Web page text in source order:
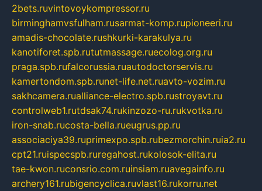
2bets.ruvintovoykompressor.ru
birminghamvsfulham.rusarmat-komp.rupioneeri.ru
amadis-chocolate.rushkurki-karakulya.ru
kanotiforet.spb.rututmassage.ruecolog.org.ru
praga.spb.rufalcorussia.ruautodoctorservis.ru
kamertondom.spb.runet-life.net.ruavto-vozim.ru
sakhcamera.rualliance-electro.spb.rustroyavt.ru
controlweb1.rutdsak74.rukinzozo-ru.rukvotka.ru
iron-snab.rucosta-bella.rueugrus.pp.ru
associaciya39.ruprimexpo.spb.rubezmorchin.ruia2.ru
cpt21.ruispecspb.ruregahost.rukolosok-elita.ru
tae-kwon.ruconsrio.com.ruinsiam.ruavegainfo.ru
archery161.rubigencyclica.ruvlast16.rukorru.net